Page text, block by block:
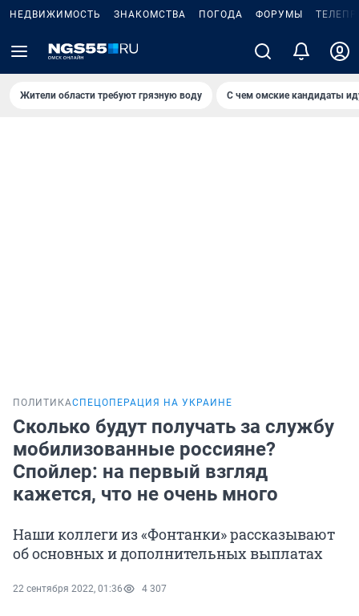
НЕДВИЖИМОСТЬ ЗНАКОМСТВА ПОГОДА ФОРУМЫ
Жители области требуют грязную воду С чем омские кандидаты
ПОЛИТИКАСПЕЦОПЕРАЦИЯ НА УКРАИНЕ
Сколько будут получать за службу
мобилизованные россияне?
Спойлер: на первый взгляд
кажется, что не очень много
Наши коллеги из «Фонтанки» рассказывают
об основных и дополнительных выплатах
22 сентября 2022, 01:36 4 307